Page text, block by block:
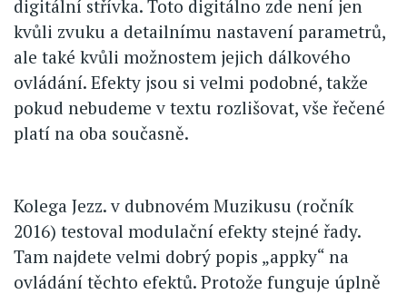
digitální střívka. Toto digitálno zde není jen
kvůli zvuku a detailnímu nastavení parametrů,
ale také kvůli možnostem jejich dálkového
ovládání. Efekty jsou si velmi podobné, takže
pokud nebudeme v textu rozlišovat, vše řečené
platí na oba současně.
Kolega Jezz. v dubnovém Muzikusu (ročník
2016) testoval modulační efekty stejné řady.
Tam najdete velmi dobrý popis „appky“ na
ovládání těchto efektů. Protože funguje úplně